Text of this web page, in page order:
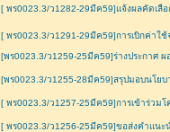
[ พร0023.3/ว1282-29มีค59]แจ้งผลคัดเลื
[ พร0023.3/ว1291-29มีค59]การเบิกค่าใ
[พร0023.3/ว1259-25มีค59]ร่างประกาศ
[พร0023.3/ว1255-28มีค59]สรุปมอบนโย
[ พร0023.3/ว1257-25มีค59]การเข้าร่ว
[ พร0023.3/ว1256-25มีค59]ขอส่งคำแน